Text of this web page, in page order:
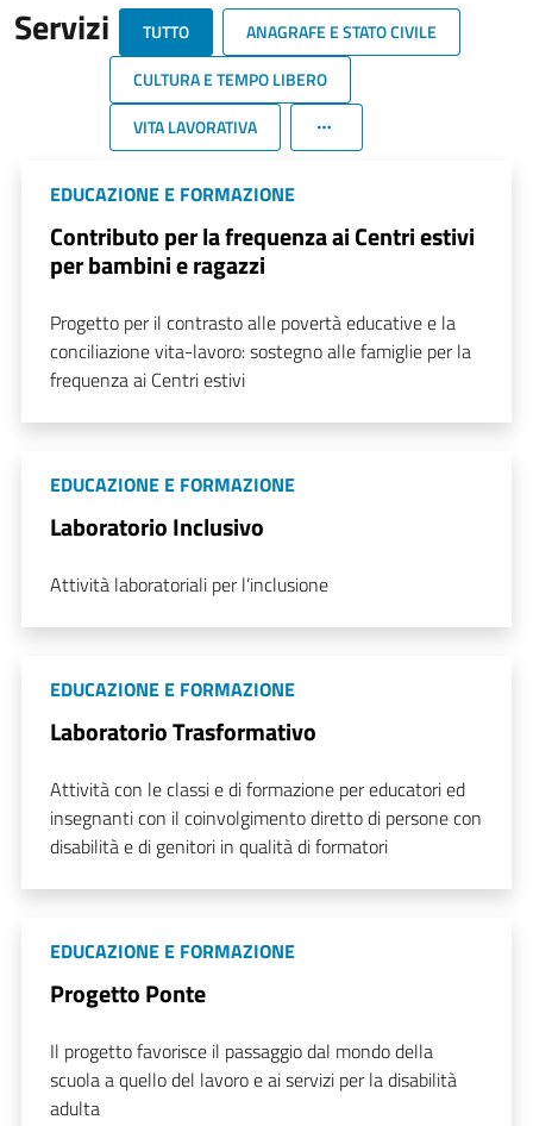
Servizi TUTTO
ANAGRAFE E STATO CIVILE
CULTURA E TEMPO LIBERO
VITA LAVORATIVA
EDUCAZIONE E FORMAZIONE
Contributo per la frequenza ai Centri estivi
per bambini e ragazzi
Progetto per il contrasto alle povertà educative e la
conciliazione vita-lavoro: sostegno alle famiglie per la
frequenza ai Centri estivi
EDUCAZIONE E FORMAZIONE
Laboratorio Inclusivo
Attività laboratoriali per l’inclusione
EDUCAZIONE E FORMAZIONE
Laboratorio Trasformativo
Attività con le classi e di formazione per educatori ed
insegnanti con il coinvolgimento diretto di persone con
disabilità e di genitori in qualità di formatori
EDUCAZIONE E FORMAZIONE
Progetto Ponte
Il progetto favorisce il passaggio dal mondo della
scuola a quello del lavoro e ai servizi per la disabilità
adulta